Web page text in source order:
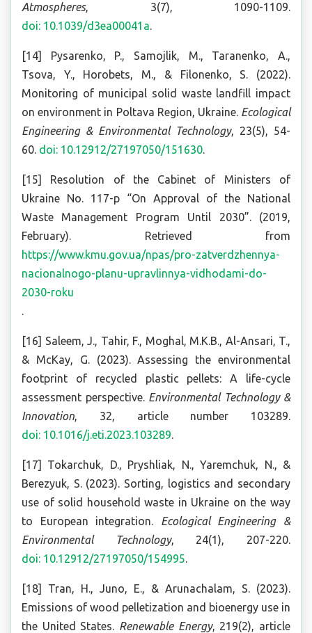
Atmospheres, 3(7), 1090-1109.
doi: 10.1039/d3ea00041a.
[14] Pysarenko, P., Samojlik, M., Taranenko, A.,
Tsova, Y., Horobets, M., & Filonenko, S. (2022).
Monitoring of municipal solid waste landfill impact
on environment in Poltava Region, Ukraine. Ecological
Engineering & Environmental Technology, 23(5), 54-
60. doi: 10.12912/27197050/151630.
[15] Resolution of the Cabinet of Ministers of
Ukraine No. 117-р “On Approval of the National
Waste Management Program Until 2030”. (2019,
February). Retrieved from
https://www.kmu.gov.ua/npas/pro-zatverdzhennya-
nacionalnogo-planu-upravlinnya-vidhodami-do-
2030-roku
.
[16] Saleem, J., Tahir, F., Moghal, M.K.B., Al-Ansari, T.,
& McKay, G. (2023). Assessing the environmental
footprint of recycled plastic pellets: A life-cycle
assessment perspective. Environmental Technology &
Innovation, 32, article number 103289.
doi: 10.1016/j.eti.2023.103289.
[17] Tokarchuk, D., Pryshliak, N., Yaremchuk, N., &
Berezyuk, S. (2023). Sorting, logistics and secondary
use of solid household waste in Ukraine on the way
to European integration. Ecological Engineering &
Environmental Technology, 24(1), 207-220.
doi: 10.12912/27197050/154995.
[18] Tran, H., Juno, E., & Arunachalam, S. (2023).
Emissions of wood pelletization and bioenergy use in
the United States. Renewable Energy, 219(2), article